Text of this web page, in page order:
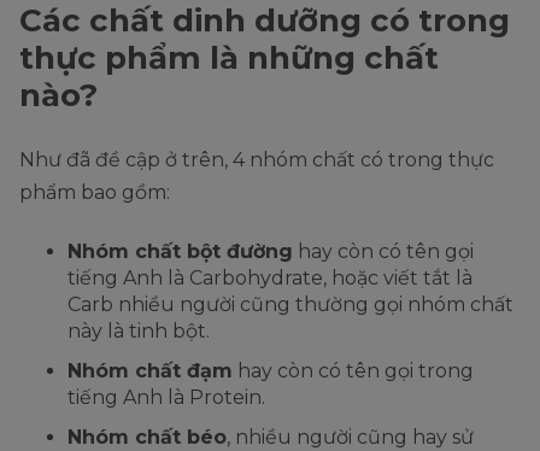
Các chất dinh dưỡng có trong
thực phẩm là những chất
nào?
Như đã đề cập ở trên, 4 nhóm chất có trong thực
phẩm bao gồm:
Nhóm chất bột đường hay còn có tên gọi
tiếng Anh là Carbohydrate, hoặc viết tắt là
Carb nhiều người cũng thường gọi nhóm chất
này là tinh bột.
Nhóm chất đạm hay còn có tên gọi trong
tiếng Anh là Protein.
Nhóm chất béo, nhiều người cũng hay sử